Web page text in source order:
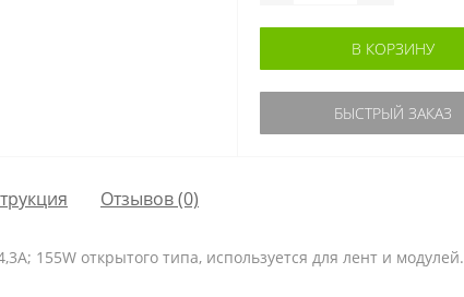
В КОРЗИНУ
БЫСТРЫЙ ЗАКАЗ
Отзывов (0)
155W открытого типа, используется для лент и модулей.